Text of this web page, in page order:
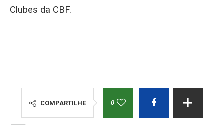
Clubes da CBF.
COMPARTILHE 0